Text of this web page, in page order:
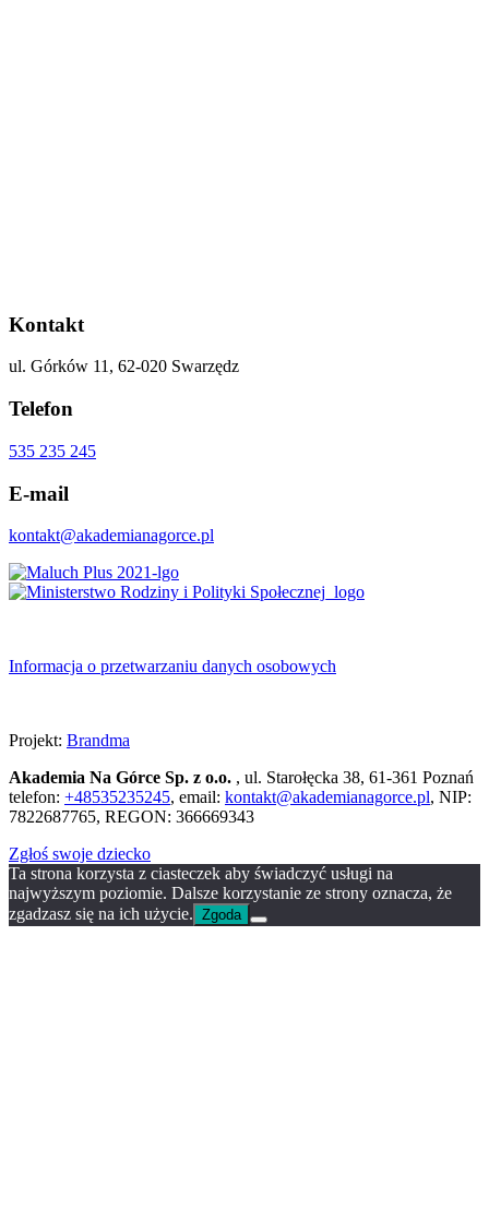
Kontakt
ul. Górków 11, 62-020 Swarzędz
Telefon
535 235 245
E-mail
kontakt@akademianagorce.pl
Informacja o przetwarzaniu danych osobowych
Projekt: Brandma
Akademia Na Górce Sp. z o.o. , ul. Starołęcka 38, 61-361 Poznań
telefon: +48535235245, email: kontakt@akademianagorce.pl, NIP:
7822687765, REGON: 366669343
Zgłoś swoje dziecko
Ta strona korzysta z ciasteczek aby świadczyć usługi na
najwyższym poziomie. Dalsze korzystanie ze strony oznacza, że
zgadzasz się na ich użycie. Zgoda